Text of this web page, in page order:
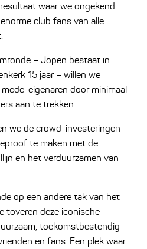
waar we ongekend
club fans van alle
– Jopen bestaat in
15 jaar – willen we
eigenaren door minimaal
aan te trekken.
we de crowd-investeringen
te maken met de
en het verduurzamen van
op een andere tak van het
toveren deze iconische
toekomstbestendig
en fans. Een plek waar